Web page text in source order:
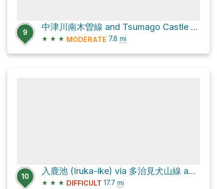
9
中津川南木曽線 and Tsumago Castle Footpath
★ ★ ★ MODERATE 7.8 mi
10
入鹿池 (Iruka-ike) via 多治見犬山線 and 東海自然歩道
★ ★ ★ DIFFICULT 17.7 mi